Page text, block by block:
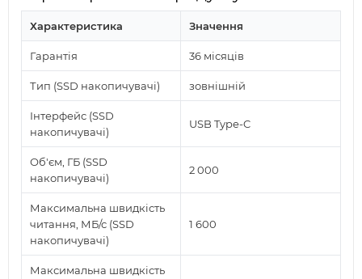
Характеристика Значення
Гарантія 36 місяців
Тип (SSD накопичувачі) зовнішній
Інтерфейс (SSD
накопичувачі)
USB Type-C
Об'єм, ГБ (SSD
накопичувачі)
2 000
Максимальна швидкість
читання, МБ/с (SSD
накопичувачі)
1 600
Максимальна швидкість